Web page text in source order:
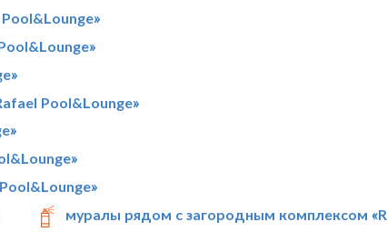
Pool&Lounge»
муралы рядом с загородным комплексом